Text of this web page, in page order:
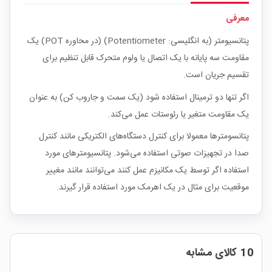
معرفی
پتانسیومتر (به انگلیسی: Potentiometer) (در محاوره POT) یک
مقاومت سه پایانه با یک اتصال یا ولوم متحرک قابل تنظیم برای
تقسیم جریان است.
اگر تنها دو ترمینال استفاده شود (یک سمت و جاروب کن) به عنوان
یک مقاومت متغیر یا رئوستات عمل می‌کند.
پتانسومترها معمولا برای کنترل دستگاه‌های الکتریکی مانند کنترل
صدا در تجهیزات صوتی استفاده می‌شود. پتانسیومترهای مورد
استفاده اگر توسط یک مکانیزم عمل کنند می‌توانند مانند مغییر
موقعیت برای مثال در یک اهرمک مورد استفاده قرار گیرند.
10 کالای مشابه